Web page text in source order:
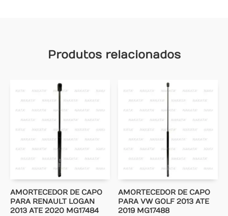
Produtos relacionados
AMORTECEDOR DE CAPO
PARA RENAULT LOGAN
2013 ATE 2020 MG17484
AMORTECEDOR DE CAPO
PARA VW GOLF 2013 ATE
2019 MG17488